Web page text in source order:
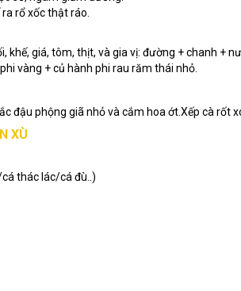
rổ xốc thật ráo.
khế, giá, tôm, thịt, và gia vị: đường + chanh +
vàng + củ hành phi rau răm thái nhỏ.
đậu phộng giã nhỏ và cắm hoa ớt.Xếp cà rốt
XÙ
thác lác/cá đù..)